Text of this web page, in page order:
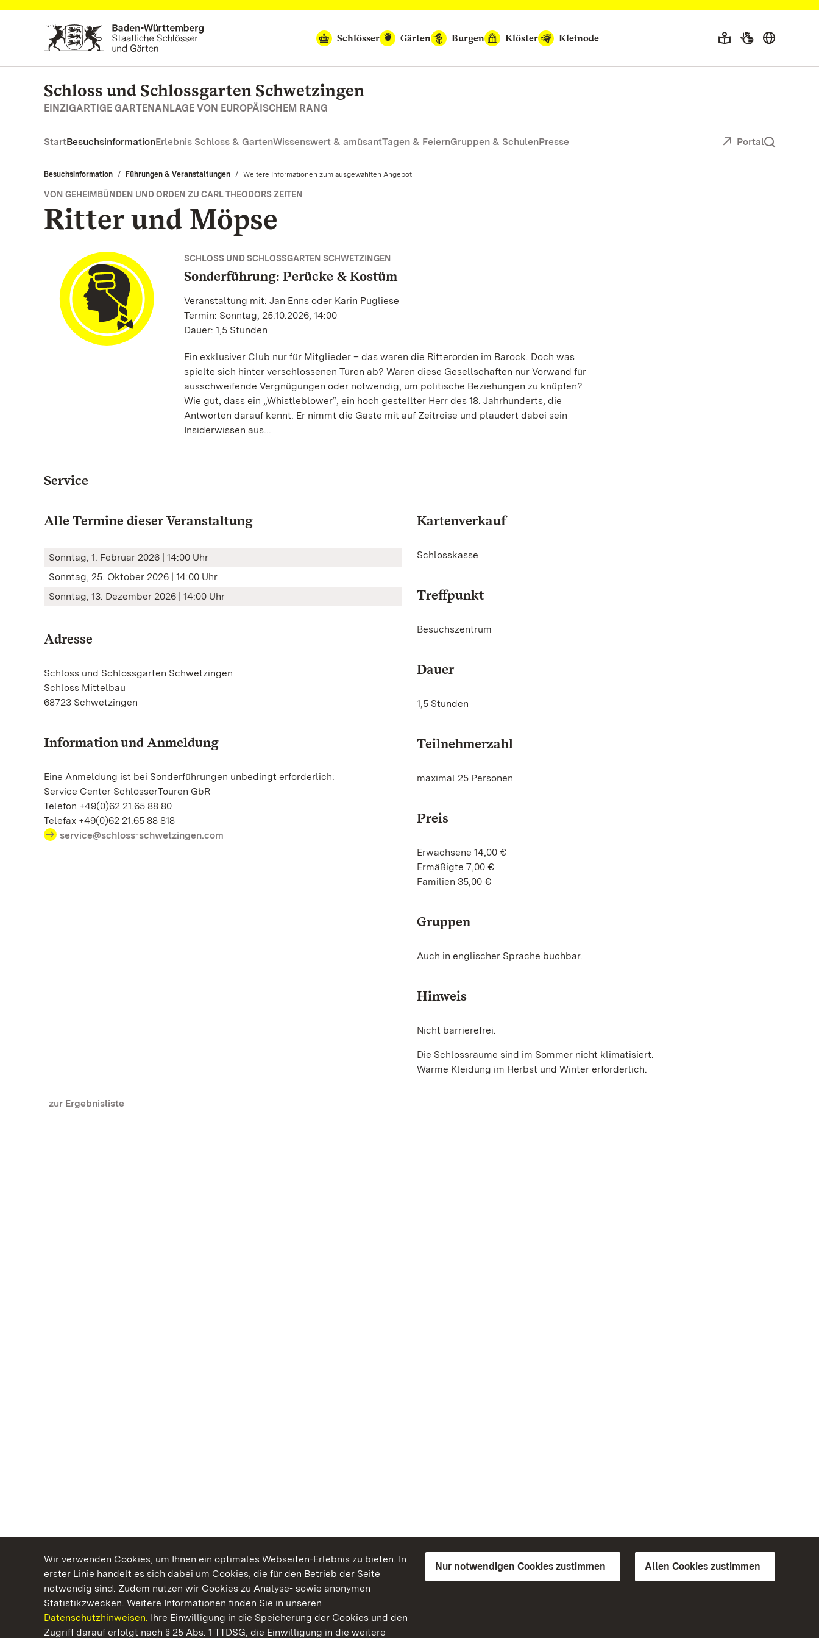
Wir verwenden Cookies, um Ihnen ein optimales Webseiten-Erlebnis zu bieten. In
erster Linie handelt es sich dabei um Cookies, die für den Betrieb der Seite
notwendig sind. Zudem nutzen wir Cookies zu Analyse- sowie anonymen
Statistikzwecken. Weitere Informationen finden Sie in unseren
Datenschutzhinweisen. Ihre Einwilligung in die Speicherung der Cookies und den
Zugriff darauf erfolgt nach § 25 Abs. 1 TTDSG, die Einwilligung in die weitere
Nur notwendigen Cookies zustimmen Allen Cookies zustimmen
Zum Hauptinhalt springen
Schlösser
Gärten Burgen Klöster Kleinode
Schloss und Schlossgarten Schwetzingen
EINZIGARTIGE GARTENANLAGE VON EUROPÄISCHEM RANG
StartBesuchsinformationErlebnis Schloss & GartenWissenswert & amüsantTagen & FeiernGruppen & SchulenPresse Portal
Besuchsinformation Führungen & Veranstaltungen Aktuell:
Weitere Informationen zum ausgewählten Angebot
VON GEHEIMBÜNDEN UND ORDEN ZU CARL THEODORS ZEITEN
Ritter und Möpse
SCHLOSS UND SCHLOSSGARTEN SCHWETZINGEN
Sonderführung: Perücke & Kostüm
Veranstaltung mit: Jan Enns oder Karin Pugliese
Termin: Sonntag, 25.10.2026, 14:00
Dauer: 1,5 Stunden
Ein exklusiver Club nur für Mitglieder – das waren die Ritterorden im Barock. Doch was
spielte sich hinter verschlossenen Türen ab? Waren diese Gesellschaften nur Vorwand für
ausschweifende Vergnügungen oder notwendig, um politische Beziehungen zu knüpfen?
Wie gut, dass ein „Whistleblower“, ein hoch gestellter Herr des 18. Jahrhunderts, die
Antworten darauf kennt. Er nimmt die Gäste mit auf Zeitreise und plaudert dabei sein
Insiderwissen aus...
Service
Alle Termine dieser Veranstaltung
Sonntag, 1. Februar 2026 | 14:00 Uhr
Sonntag, 25. Oktober 2026 | 14:00 Uhr
Sonntag, 13. Dezember 2026 | 14:00 Uhr
Adresse
Schloss und Schlossgarten Schwetzingen
Schloss Mittelbau
68723 Schwetzingen
Information und Anmeldung
Eine Anmeldung ist bei Sonderführungen unbedingt erforderlich:
Service Center SchlösserTouren GbR
Telefon +49(0)62 21.65 88 80
Telefax +49(0)62 21.65 88 818
service@schloss-schwetzingen.com
Kartenverkauf
Schlosskasse
Treffpunkt
Besuchszentrum
Dauer
1,5 Stunden
Teilnehmerzahl
maximal 25 Personen
Preis
Erwachsene 14,00 €
Ermäßigte 7,00 €
Familien 35,00 €
Gruppen
Auch in englischer Sprache buchbar.
Hinweis
Nicht barrierefrei.
Die Schlossräume sind im Sommer nicht klimatisiert.
Warme Kleidung im Herbst und Winter erforderlich.
zur Ergebnisliste
Kommen. Staunen. Genießen.